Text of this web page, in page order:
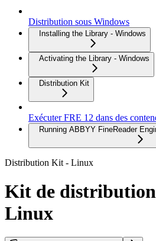
Distribution sous Windows
Installing the Library - Windows
Activating the Library - Windows
Distribution Kit
Exécuter FRE 12 dans des
Running ABBYY FineReader
Distribution Kit - Linux
Kit de
Linux